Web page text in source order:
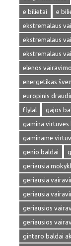
e bilietai
e
ekstremalaus
ekstremalaus
ekstremalaus
elenos
energetikas
europinis
flylal
gajos
gamina virtuves
gaminame
genio baldai
geriausia
geriausia
geriausia
geriausios
geriausios
gintaro baldai